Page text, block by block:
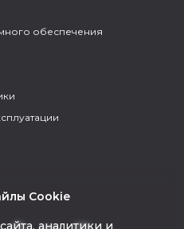
обеспечения
Cookie
аналитики и